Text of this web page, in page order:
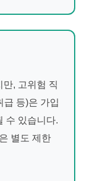
, 고위험 직
급 등)은 가입
수 있습니다.
별도 제한